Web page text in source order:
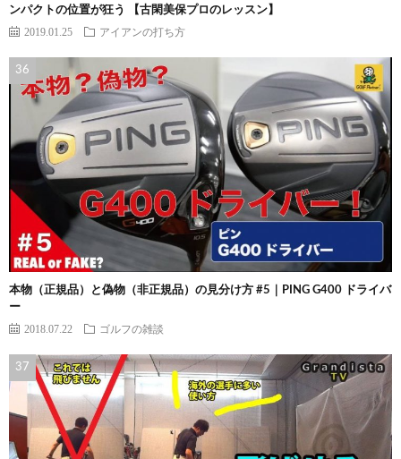
ンパクトの位置が狂う 【古閑美保プロのレッスン】
2019.01.25 アイアンの打ち方
本物（正規品）と偽物（非正規品）の見分け方 #5｜PING G400 ドライバ
ー
2018.07.22 ゴルフの雑談